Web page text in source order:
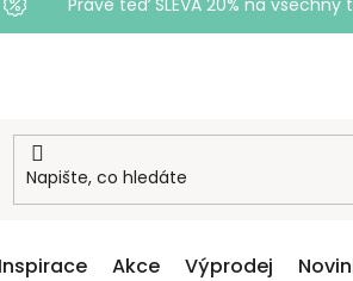
Právě teď SLEVA 20% na
Inspirace Akce Výprodej